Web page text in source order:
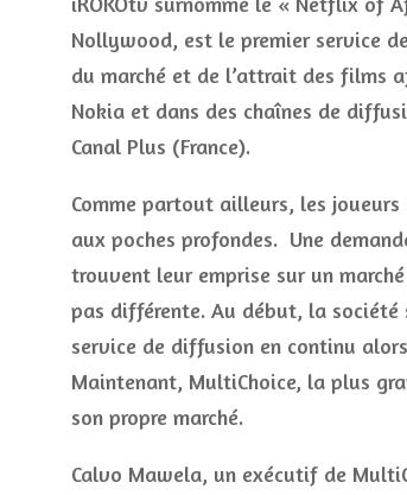
Nollywood, est le premier service
du marché et de l’attrait des films
Nokia et dans des chaînes de
Canal Plus (France).
Comme partout ailleurs, les
aux poches profondes. Une
trouvent leur emprise sur un
pas différente. Au début, la
service de diffusion en continu
Maintenant, MultiChoice, la plus
son propre marché.
Calvo Mawela, un exécutif de